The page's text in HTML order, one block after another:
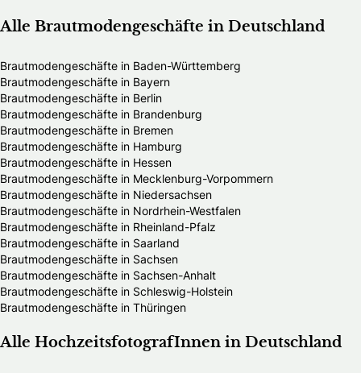
Alle Brautmodengeschäfte in Deutschland
Brautmodengeschäfte in Baden-Württemberg
Brautmodengeschäfte in Bayern
Brautmodengeschäfte in Berlin
Brautmodengeschäfte in Brandenburg
Brautmodengeschäfte in Bremen
Brautmodengeschäfte in Hamburg
Brautmodengeschäfte in Hessen
Brautmodengeschäfte in Mecklenburg-Vorpommern
Brautmodengeschäfte in Niedersachsen
Brautmodengeschäfte in Nordrhein-Westfalen
Brautmodengeschäfte in Rheinland-Pfalz
Brautmodengeschäfte in Saarland
Brautmodengeschäfte in Sachsen
Brautmodengeschäfte in Sachsen-Anhalt
Brautmodengeschäfte in Schleswig-Holstein
Brautmodengeschäfte in Thüringen
Alle HochzeitsfotografInnen in Deutschland